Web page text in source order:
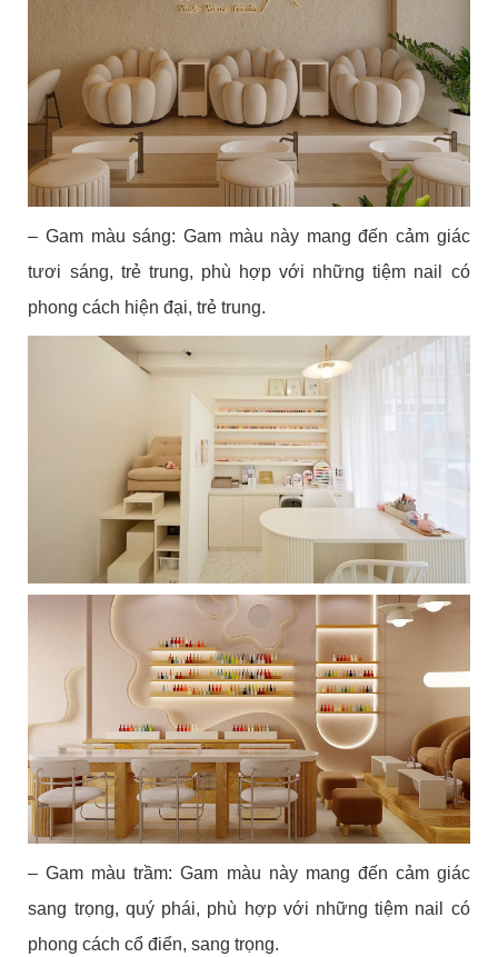
– Gam màu sáng: Gam màu này mang đến cảm giác
tươi sáng, trẻ trung, phù hợp với những tiệm nail có
phong cách hiện đại, trẻ trung.
– Gam màu trầm: Gam màu này mang đến cảm giác
sang trọng, quý phái, phù hợp với những tiệm nail có
phong cách cổ điển, sang trọng.